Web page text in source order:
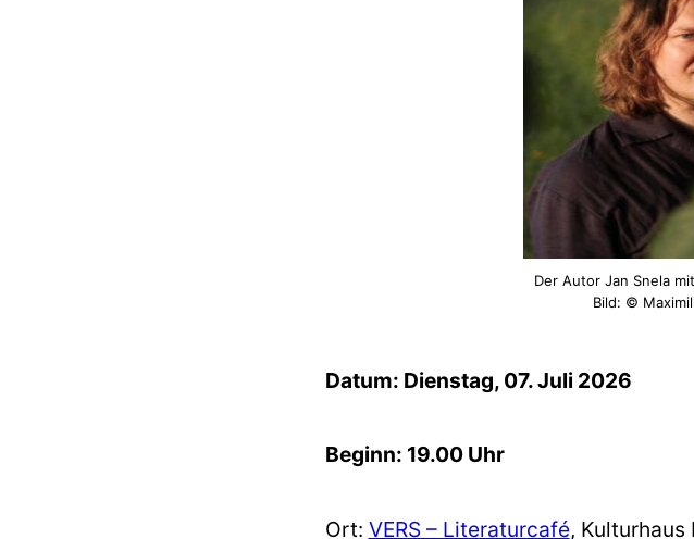
Der Autor Jan Snela
Bild: ©
Datum: Dienstag, 07. Juli 2026
Beginn: 19.00 Uhr
Ort: VERS – Literaturcafé, Kulturhaus